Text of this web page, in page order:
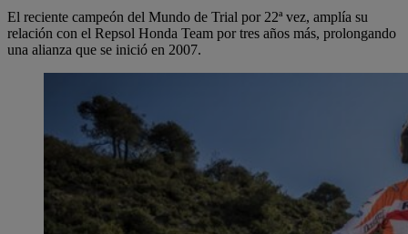
El reciente campeón del Mundo de Trial por 22ª vez, amplía su
relación con el Repsol Honda Team por tres años más, prolongando
una alianza que se inició en 2007.